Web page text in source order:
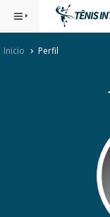
Inicio Perfil